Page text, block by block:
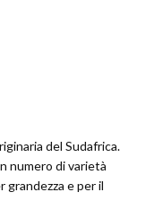
del Sudafrica.
numero di varietà
grandezza e per il